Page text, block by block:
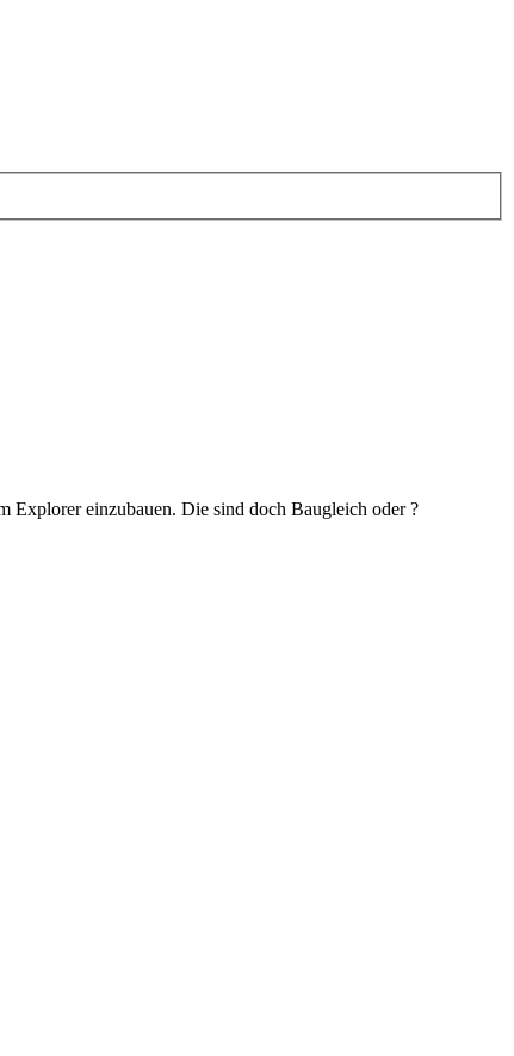
Explorer einzubauen. Die sind doch Baugleich oder ?